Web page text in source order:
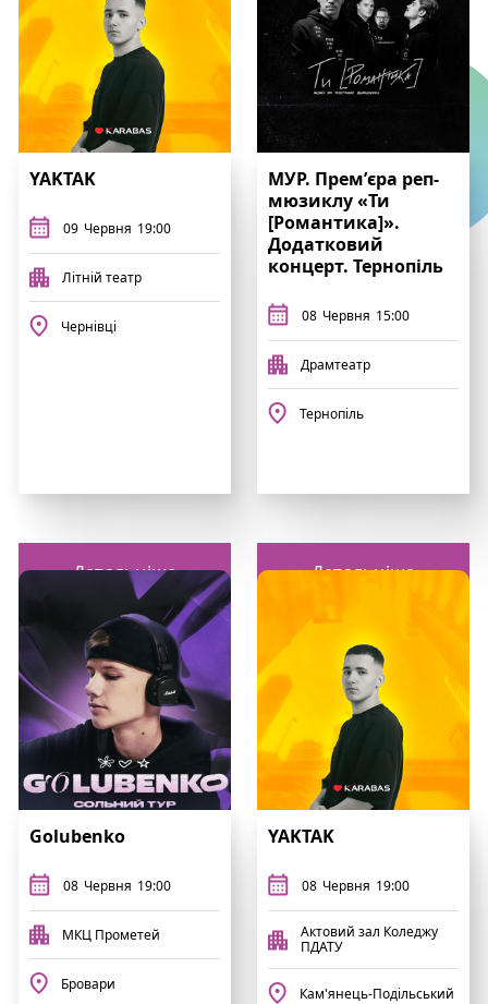
YAKTAK
09 Червня 19:00
Літній театр
Чернівці
Детальніше
МУР. Премʼєра реп-
мюзиклу «Ти
[Романтика]».
Додатковий
концерт. Тернопіль
08 Червня 15:00
Драмтеатр
Тернопіль
Детальніше
Golubenko
08 Червня 19:00
МКЦ Прометей
Бровари
YAKTAK
08 Червня 19:00
Актовий зал Коледжу
ПДАТУ
Кам'янець-Подільський